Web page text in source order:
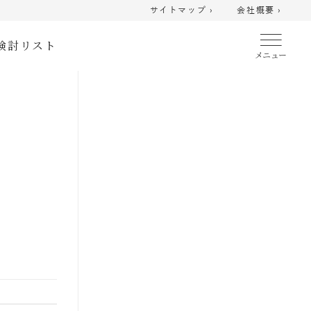
サイトマップ › 会社概要 ›
討リスト